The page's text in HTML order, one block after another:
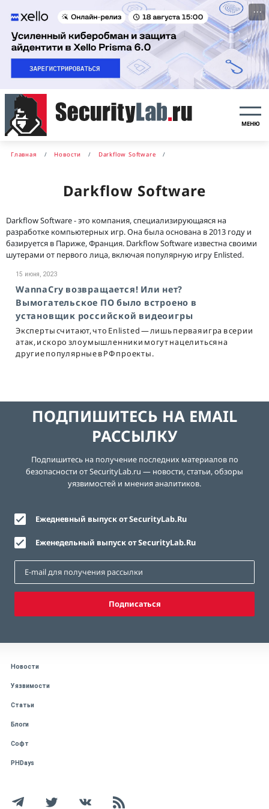
···
МЕНЮ
Главная Новости Darkflow Software
Darkflow Software
Darkflow Software - это компания, специализирующаяся на
разработке компьютерных игр. Она была основана в 2013 году и
базируется в Париже, Франция. Darkflow Software известна своими
шутерами от первого лица, включая популярную игру Enlisted.
15 июня, 2023
WannaCry возвращается! Или нет?
Вымогательское ПО было встроено в
установщик российской видеоигры
Эксперты считают, что Enlisted — лишь первая игра в серии
атак, и скоро злоумышленники могут нацелиться на
другие популярные в РФ проекты.
ПОДПИШИТЕСЬ НА EMAIL
РАССЫЛКУ
Подпишитесь на получение последних материалов по
безопасности от SecurityLab.ru — новости, статьи, обзоры
уязвимостей и мнения аналитиков.
Ежедневный выпуск от SecurityLab.Ru
Еженедельный выпуск от SecurityLab.Ru
Подписаться
Новости
Уязвимости
Статьи
Блоги
Софт
PHDays